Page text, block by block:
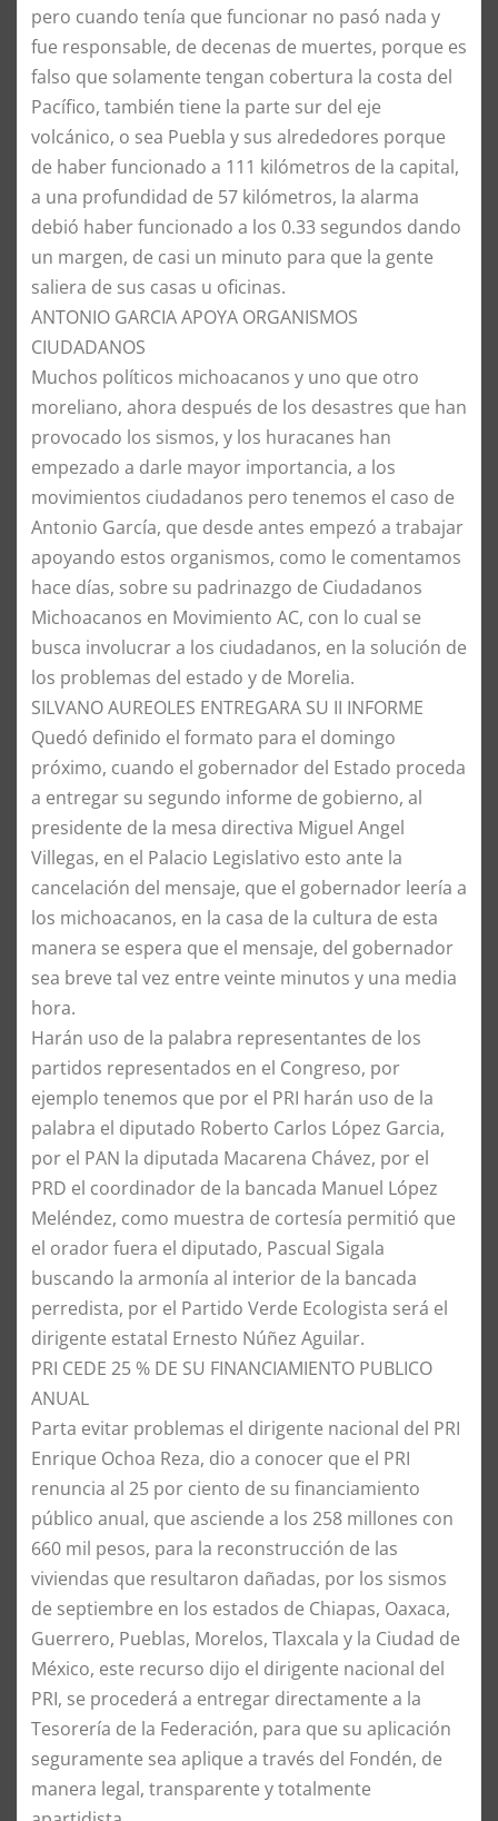
pero cuando tenía que funcionar no pasó nada y
fue responsable, de decenas de muertes, porque es
falso que solamente tengan cobertura la costa del
Pacífico, también tiene la parte sur del eje
volcánico, o sea Puebla y sus alrededores porque
de haber funcionado a 111 kilómetros de la capital,
a una profundidad de 57 kilómetros, la alarma
debió haber funcionado a los 0.33 segundos dando
un margen, de casi un minuto para que la gente
saliera de sus casas u oficinas.
ANTONIO GARCIA APOYA ORGANISMOS
CIUDADANOS
Muchos políticos michoacanos y uno que otro
moreliano, ahora después de los desastres que han
provocado los sismos, y los huracanes han
empezado a darle mayor importancia, a los
movimientos ciudadanos pero tenemos el caso de
Antonio García, que desde antes empezó a trabajar
apoyando estos organismos, como le comentamos
hace días, sobre su padrinazgo de Ciudadanos
Michoacanos en Movimiento AC, con lo cual se
busca involucrar a los ciudadanos, en la solución de
los problemas del estado y de Morelia.
SILVANO AUREOLES ENTREGARA SU II INFORME
Quedó definido el formato para el domingo
próximo, cuando el gobernador del Estado proceda
a entregar su segundo informe de gobierno, al
presidente de la mesa directiva Miguel Angel
Villegas, en el Palacio Legislativo esto ante la
cancelación del mensaje, que el gobernador leería a
los michoacanos, en la casa de la cultura de esta
manera se espera que el mensaje, del gobernador
sea breve tal vez entre veinte minutos y una media
hora.
Harán uso de la palabra representantes de los
partidos representados en el Congreso, por
ejemplo tenemos que por el PRI harán uso de la
palabra el diputado Roberto Carlos López Garcia,
por el PAN la diputada Macarena Chávez, por el
PRD el coordinador de la bancada Manuel López
Meléndez, como muestra de cortesía permitió que
el orador fuera el diputado, Pascual Sigala
buscando la armonía al interior de la bancada
perredista, por el Partido Verde Ecologista será el
dirigente estatal Ernesto Núñez Aguilar.
PRI CEDE 25 % DE SU FINANCIAMIENTO PUBLICO
ANUAL
Parta evitar problemas el dirigente nacional del PRI
Enrique Ochoa Reza, dio a conocer que el PRI
renuncia al 25 por ciento de su financiamiento
público anual, que asciende a los 258 millones con
660 mil pesos, para la reconstrucción de las
viviendas que resultaron dañadas, por los sismos
de septiembre en los estados de Chiapas, Oaxaca,
Guerrero, Pueblas, Morelos, Tlaxcala y la Ciudad de
México, este recurso dijo el dirigente nacional del
PRI, se procederá a entregar directamente a la
Tesorería de la Federación, para que su aplicación
seguramente sea aplique a través del Fondén, de
manera legal, transparente y totalmente